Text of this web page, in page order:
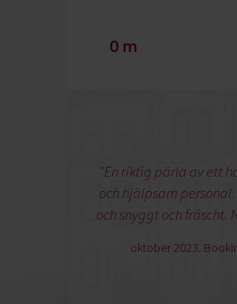
0 m
"En riktig pärla av ett
och hjälpsam
och snyggt och
oktober 2023.